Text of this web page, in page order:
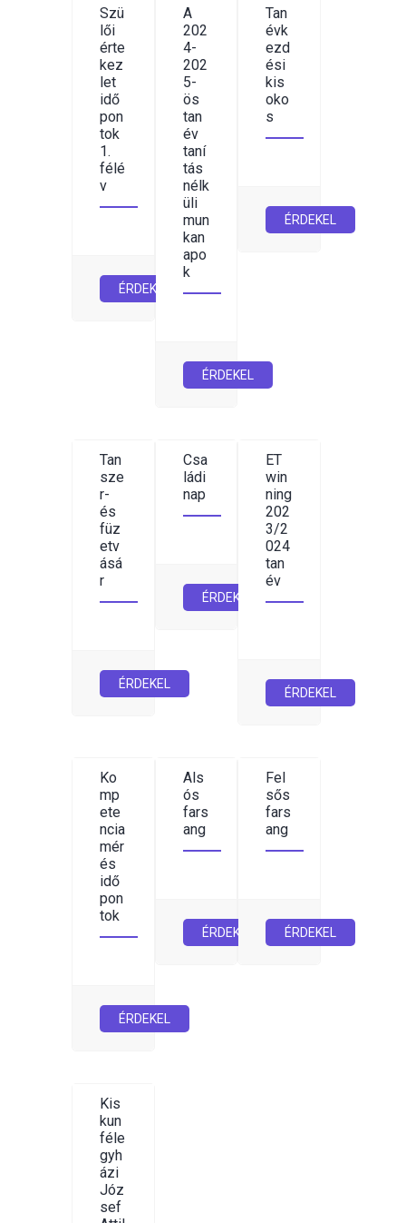
Szü
lői
érte
kez
let
idő
pon
tok
1.
félé
v
ÉRDEKEL
A
202
4-
202
5-
ös
tan
év
taní
tás
nélk
üli
mun
kan
apo
k
ÉRDEKEL
Tan
évk
ezd
ési
kis
oko
s
ÉRDEKEL
Tan
sze
r-
és
füz
etv
ásá
r
ÉRDEKEL
Csa
ládi
nap
ÉRDEKEL
ET
win
ning
202
3/2
024
tan
év
ÉRDEKEL
Ko
mp
ete
ncia
mér
és
idő
pon
tok
ÉRDEKEL
Als
ós
fars
ang
ÉRDEKEL
Fel
sős
fars
ang
ÉRDEKEL
Kis
kun
féle
gyh
ázi
Józ
sef